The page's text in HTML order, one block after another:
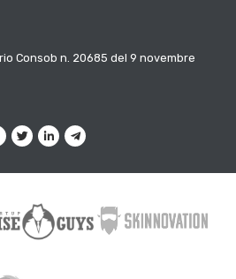
Consob n. 20685 del 9 novembre